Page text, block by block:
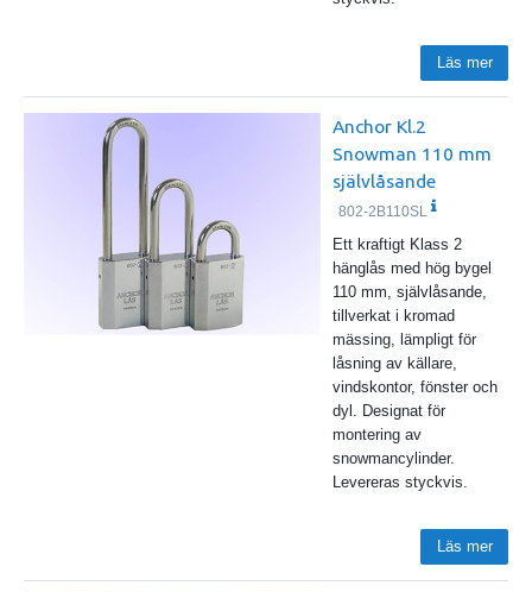
Läs mer
Anchor Kl.2
Snowman 110 mm
självlåsande
802-2B110SL
Ett kraftigt Klass 2
hänglås med hög bygel
110 mm, självlåsande,
tillverkat i kromad
mässing, lämpligt för
låsning av källare,
vindskontor, fönster och
dyl. Designat för
montering av
snowmancylinder.
Levereras styckvis.
Läs mer